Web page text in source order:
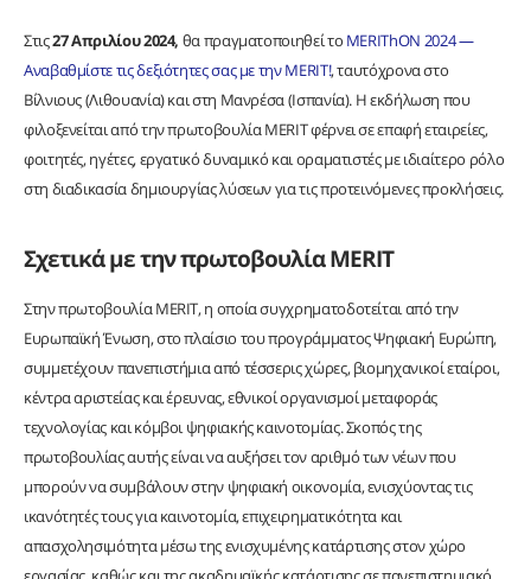
Στις27 Απριλίου 2024, θα πραγματοποιηθεί το MERIThON 2024 —
Αναβαθμίστε τις δεξιότητες σας με την MERIT!, ταυτόχρονα στο
Βίλνιους (Λιθουανία) και στη Μανρέσα (Ισπανία). Η εκδήλωση που
φιλοξενείται από την πρωτοβουλία MERIT φέρνει σε επαφή εταιρείες,
φοιτητές, ηγέτες, εργατικό δυναμικό και οραματιστές με ιδιαίτερο ρόλο
στη διαδικασία δημιουργίας λύσεων για τις προτεινόμενες προκλήσεις.
Σχετικά με την πρωτοβουλία MERIT
Στην πρωτοβουλία MERIT, η οποία συγχρηματοδοτείται από την
Ευρωπαϊκή Ένωση, στο πλαίσιο του προγράμματος Ψηφιακή Ευρώπη,
συμμετέχουν πανεπιστήμια από τέσσερις χώρες, βιομηχανικοί εταίροι,
κέντρα αριστείας και έρευνας, εθνικοί οργανισμοί μεταφοράς
τεχνολογίας και κόμβοι ψηφιακής καινοτομίας. Σκοπός της
πρωτοβουλίας αυτής είναι να αυξήσει τον αριθμό των νέων που
μπορούν να συμβάλουν στην ψηφιακή οικονομία, ενισχύοντας τις
ικανότητές τους για καινοτομία, επιχειρηματικότητα και
απασχολησιμότητα μέσω της ενισχυμένης κατάρτισης στον χώρο